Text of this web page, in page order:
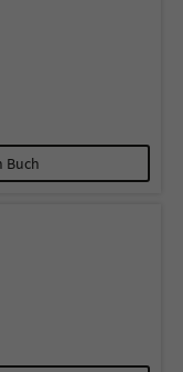
Buch